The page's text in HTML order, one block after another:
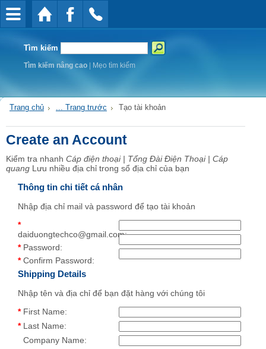
Tìm kiếm
Tìm kiếm nâng cao| Mẹo tìm kiếm
Trang chủ ... Trang trước Tạo tài khoản
Create an Account
Kiểm tra nhanh Cáp điện thoại | Tổng Đài Điện Thoại | Cáp
quang Lưu nhiều địa chỉ trong sổ địa chỉ của bạn
Thông tin chi tiết cá nhân
Nhập địa chỉ mail và password để tạo tài khoản
*
daiduongtechco@gmail.com:
* Password:
* Confirm Password:
Shipping Details
Nhập tên và địa chỉ để bạn đặt hàng với chúng tôi
* First Name:
* Last Name:
Company Name: